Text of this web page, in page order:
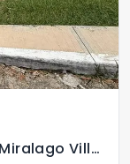
Terreno En Venta Residenciales Miralago Villa Canales